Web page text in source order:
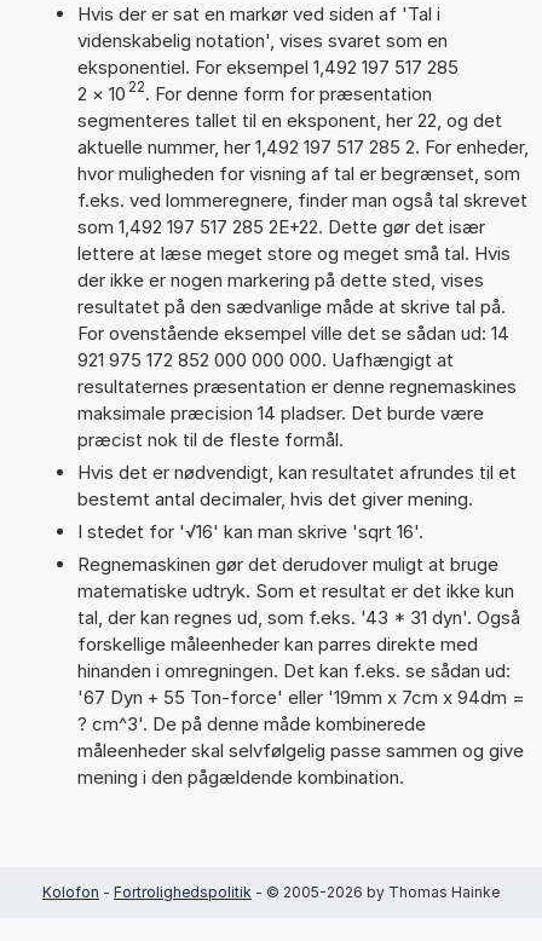
Hvis der er sat en markør ved siden af 'Tal i
videnskabelig notation', vises svaret som en
eksponentiel. For eksempel 1,492 197 517 285
2 × 10 22. For denne form for præsentation
segmenteres tallet til en eksponent, her 22, og det
aktuelle nummer, her 1,492 197 517 285 2. For enheder,
hvor muligheden for visning af tal er begrænset, som
f.eks. ved lommeregnere, finder man også tal skrevet
som 1,492 197 517 285 2E+22. Dette gør det især
lettere at læse meget store og meget små tal. Hvis
der ikke er nogen markering på dette sted, vises
resultatet på den sædvanlige måde at skrive tal på.
For ovenstående eksempel ville det se sådan ud: 14
921 975 172 852 000 000 000. Uafhængigt at
resultaternes præsentation er denne regnemaskines
maksimale præcision 14 pladser. Det burde være
præcist nok til de fleste formål.
Hvis det er nødvendigt, kan resultatet afrundes til et
bestemt antal decimaler, hvis det giver mening.
I stedet for '√16' kan man skrive 'sqrt 16'.
Regnemaskinen gør det derudover muligt at bruge
matematiske udtryk. Som et resultat er det ikke kun
tal, der kan regnes ud, som f.eks. '43 * 31 dyn'. Også
forskellige måleenheder kan parres direkte med
hinanden i omregningen. Det kan f.eks. se sådan ud:
'67 Dyn + 55 Ton-force' eller '19mm x 7cm x 94dm =
? cm^3'. De på denne måde kombinerede
måleenheder skal selvfølgelig passe sammen og give
mening i den pågældende kombination.
Kolofon - Fortrolighedspolitik - © 2005-2026 by Thomas Hainke